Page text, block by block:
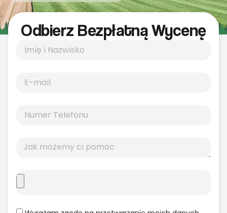
Odbierz Bezpłatną Wycenę